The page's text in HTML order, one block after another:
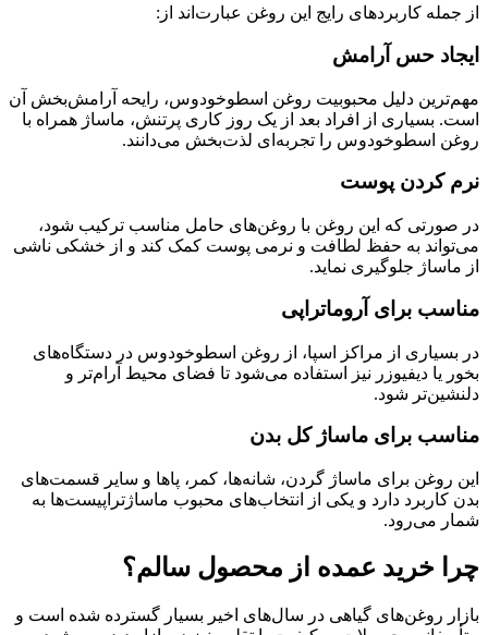
از جمله کاربردهای رایج این روغن عبارت‌اند از:
ایجاد حس آرامش
مهم‌ترین دلیل محبوبیت روغن اسطوخودوس، رایحه آرامش‌بخش آن
است. بسیاری از افراد بعد از یک روز کاری پرتنش، ماساژ همراه با
روغن اسطوخودوس را تجربه‌ای لذت‌بخش می‌دانند.
نرم کردن پوست
در صورتی که این روغن با روغن‌های حامل مناسب ترکیب شود،
می‌تواند به حفظ لطافت و نرمی پوست کمک کند و از خشکی ناشی
از ماساژ جلوگیری نماید.
مناسب برای آروماتراپی
در بسیاری از مراکز اسپا، از روغن اسطوخودوس در دستگاه‌های
بخور یا دیفیوزر نیز استفاده می‌شود تا فضای محیط آرام‌تر و
دلنشین‌تر شود.
مناسب برای ماساژ کل بدن
این روغن برای ماساژ گردن، شانه‌ها، کمر، پاها و سایر قسمت‌های
بدن کاربرد دارد و یکی از انتخاب‌های محبوب ماساژتراپیست‌ها به
شمار می‌رود.
چرا خرید عمده از محصول سالم؟
بازار روغن‌های گیاهی در سال‌های اخیر بسیار گسترده شده است و